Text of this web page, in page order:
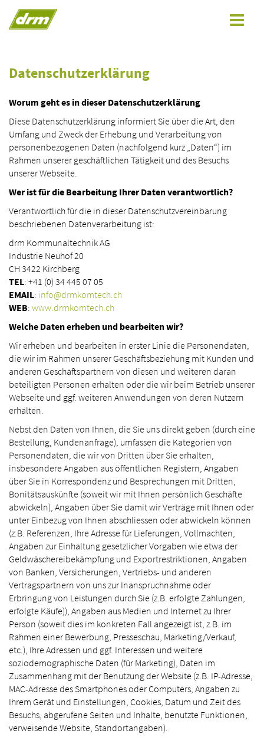
Toggle
Datenschutzerklärung
Worum geht es in dieser Datenschutzerklärung
Diese Datenschutzerklärung informiert Sie über die Art, den
Umfang und Zweck der Erhebung und Verarbeitung von
personenbezogenen Daten (nachfolgend kurz „Daten“) im
Rahmen unserer geschäftlichen Tätigkeit und des Besuchs
unserer Webseite.
Wer ist für die Bearbeitung Ihrer Daten verantwortlich?
Verantwortlich für die in dieser Datenschutzvereinbarung
beschriebenen Datenverarbeitung ist:
drm Kommunaltechnik AG
Industrie Neuhof 20
CH 3422 Kirchberg
TEL: +41 (0) 34 445 07 05
EMAIL: info@drmkomtech.ch
WEB: www.drmkomtech.ch
Welche Daten erheben und bearbeiten wir?
Wir erheben und bearbeiten in erster Linie die Personendaten,
die wir im Rahmen unserer Geschäftsbeziehung mit Kunden und
anderen Geschäftspartnern von diesen und weiteren daran
beteiligten Personen erhalten oder die wir beim Betrieb unserer
Webseite und ggf. weiteren Anwendungen von deren Nutzern
erhalten.
Nebst den Daten von Ihnen, die Sie uns direkt geben (durch eine
Bestellung, Kundenanfrage), umfassen die Kategorien von
Personendaten, die wir von Dritten über Sie erhalten,
insbesondere Angaben aus öffentlichen Registern, Angaben
über Sie in Korrespondenz und Besprechungen mit Dritten,
Bonitätsauskünfte (soweit wir mit Ihnen persönlich Geschäfte
abwickeln), Angaben über Sie damit wir Verträge mit Ihnen oder
unter Einbezug von Ihnen abschliessen oder abwickeln können
(z.B. Referenzen, Ihre Adresse für Lieferungen, Vollmachten,
Angaben zur Einhaltung gesetzlicher Vorgaben wie etwa der
Geldwäschereibekämpfung und Exportrestriktionen, Angaben
von Banken, Versicherungen, Vertriebs- und anderen
Vertragspartnern von uns zur Inanspruchnahme oder
Erbringung von Leistungen durch Sie (z.B. erfolgte Zahlungen,
erfolgte Käufe)), Angaben aus Medien und Internet zu Ihrer
Person (soweit dies im konkreten Fall angezeigt ist, z.B. im
Rahmen einer Bewerbung, Presseschau, Marketing/Verkauf,
etc.), Ihre Adressen und ggf. Interessen und weitere
soziodemographische Daten (für Marketing), Daten im
Zusammenhang mit der Benutzung der Website (z.B. IP-Adresse,
MAC-Adresse des Smartphones oder Computers, Angaben zu
Ihrem Gerät und Einstellungen, Cookies, Datum und Zeit des
Besuchs, abgerufene Seiten und Inhalte, benutzte Funktionen,
verweisende Website, Standortangaben).